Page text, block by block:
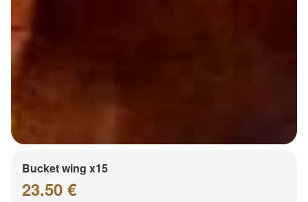
Bucket wing x15
23.50 €